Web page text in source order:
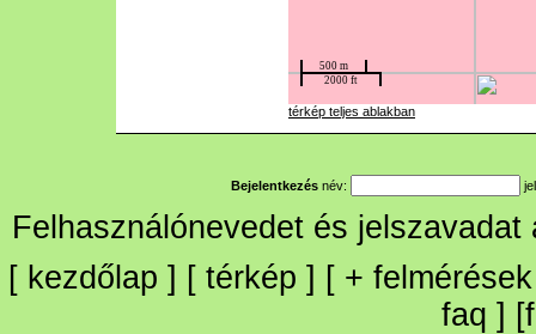
térkép teljes ablakban
Bejelentkezés név:
Felhasználónevedet és
[ kezdőlap ] [ térkép ] [ + felmérések
faq ] [